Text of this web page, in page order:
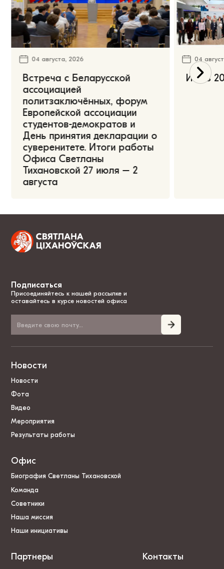
04 августа, 2026
Встреча с Беларусской
ассоциацией
политзаключённых, форум
Европейской ассоциации
студентов-демократов и
День принятия декларации о
суверенитете. Итоги работы
Офиса Светланы
Тихановской 27 июля – 2
августа
04
Июль
Подписаться
Присоединяйтесь к нашей рассылке и
оставайтесь в курсе новостей офиса
Новости
Новости
Фота
Видео
Мероприятия
Результаты работы
Офис
Биография Светланы Тихановской
Команда
Советники
Наша миссия
Наши инициативы
Партнеры Контакты